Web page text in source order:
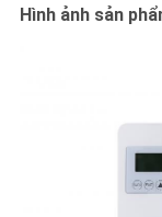
Hình ảnh sản